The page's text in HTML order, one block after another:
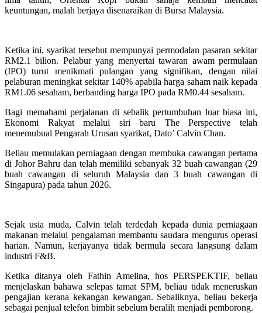
keuntungan, malah berjaya disenaraikan di Bursa Malaysia.
Ketika ini, syarikat tersebut mempunyai permodalan pasaran sekitar
RM2.1 bilion. Pelabur yang menyertai tawaran awam permulaan
(IPO) turut menikmati pulangan yang signifikan, dengan nilai
pelaburan meningkat sekitar 140% apabila harga saham naik kepada
RM1.06 sesaham, berbanding harga IPO pada RM0.44 sesaham.
Bagi memahami perjalanan di sebalik pertumbuhan luar biasa ini,
Ekonomi Rakyat melalui siri baru The Perspective telah
menemubual Pengarah Urusan syarikat, Dato’ Calvin Chan.
Beliau memulakan perniagaan dengan membuka cawangan pertama
di Johor Bahru dan telah memiliki sebanyak 32 buah cawangan (29
buah cawangan di seluruh Malaysia dan 3 buah cawangan di
Singapura) pada tahun 2026.
Sejak usia muda, Calvin telah terdedah kepada dunia perniagaan
makanan melalui pengalaman membantu saudara mengurus operasi
harian. Namun, kerjayanya tidak bermula secara langsung dalam
industri F&B.
Ketika ditanya oleh Fathin Amelina, hos PERSPEKTIF, beliau
menjelaskan bahawa selepas tamat SPM, beliau tidak meneruskan
pengajian kerana kekangan kewangan. Sebaliknya, beliau bekerja
sebagai penjual telefon bimbit sebelum beralih menjadi pemborong.